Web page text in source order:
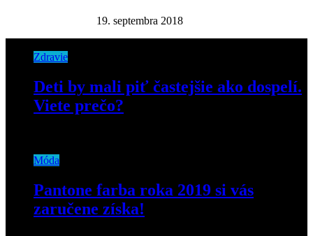
19. septembra 2018
Zdravie
Deti by mali piť častejšie ako dospelí.
Viete prečo?
Móda
Pantone farba roka 2019 si vás
zaručene získa!